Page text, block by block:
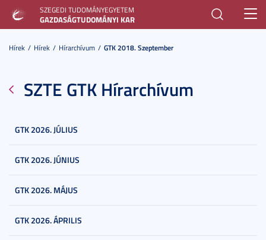
SZEGEDI TUDOMÁNYEGYETEM
GAZDASÁGTUDOMÁNYI KAR
Hírek Hírek Hírarchívum GTK 2018. Szeptember
SZTE GTK Hírarchívum
GTK 2026. JÚLIUS
GTK 2026. JÚNIUS
GTK 2026. MÁJUS
GTK 2026. ÁPRILIS